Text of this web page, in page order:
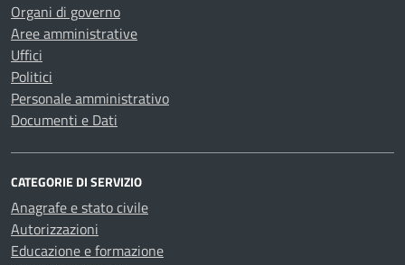
Organi di governo
Aree amministrative
Uffici
Politici
Personale amministrativo
Documenti e Dati
CATEGORIE DI SERVIZIO
Anagrafe e stato civile
Autorizzazioni
Educazione e formazione